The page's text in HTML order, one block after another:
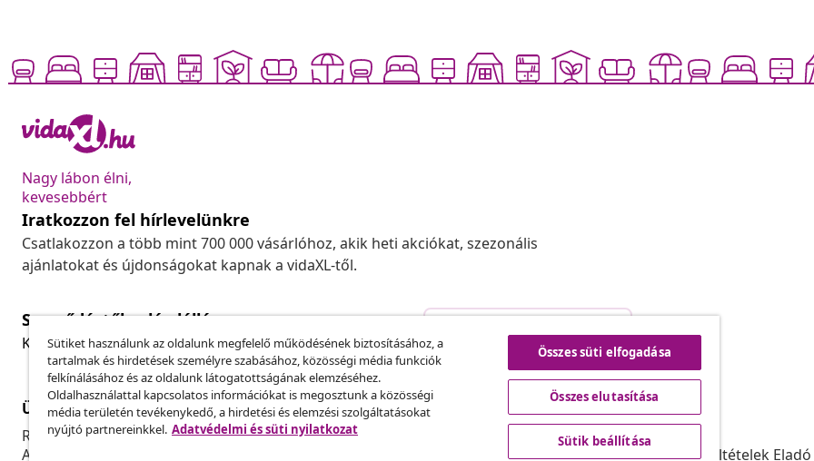
Nagy lábon élni,
kevesebbért
Iratkozzon fel hírlevelünkre
Csatlakozzon a több mint 700 000 vásárlóhoz, akik heti akciókat, szezonális
ajánlatokat és újdonságokat kapnak a vidaXL-től.
Szerződéstől való elállás
Küldj be egy rendelés lemondására vonatkozó kérelmet.
Szerződéstől való elállás
Ügyfélszolgálat
Rendelés nyomon követése
A fiókom
Üzlet
Partnerprogram
vidaXL
A vidaXL-ről
Felhasználási feltételek Eladó
Sütiket használunk az oldalunk megfelelő működésének biztosításához, a
tartalmak és hirdetések személyre szabásához, közösségi média funkciók
felkínálásához és az oldalunk látogatottságának elemzéséhez.
Oldalhasználattal kapcsolatos információkat is megosztunk a közösségi
média területén tevékenykedő, a hirdetési és elemzési szolgáltatásokat
nyújtó partnereinkkel. Adatvédelmi és süti nyilatkozat
Összes süti elfogadása
Összes elutasítása
Sütik beállítása